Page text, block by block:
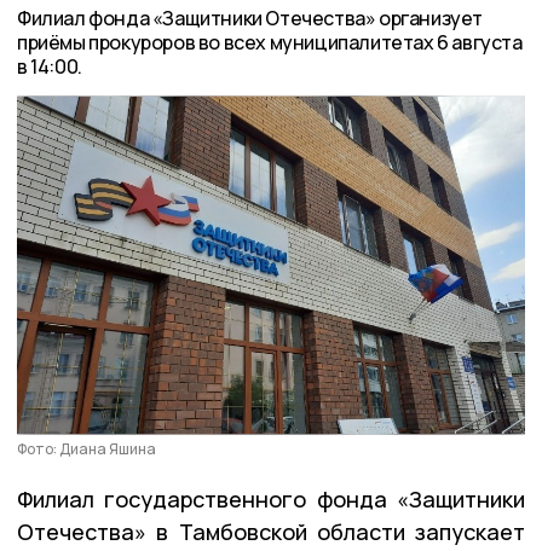
Филиал фонда «Защитники Отечества» организует
приёмы прокуроров во всех муниципалитетах 6 августа
в 14:00.
Фото: Диана Яшина
Филиал государственного фонда «Защитники
Отечества» в Тамбовской области запускает